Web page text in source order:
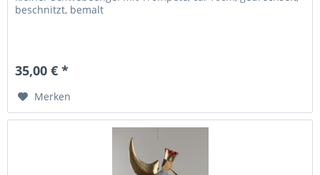
beschnitzt, bemalt
35,00 € *
Merken